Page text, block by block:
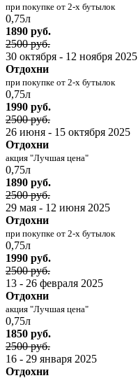
при покупке от 2-х бутылок
0,75л
1890 руб.
2500 руб.
30 октября - 12 ноября 2025
Отдохни
при покупке от 2-х бутылок
0,75л
1990 руб.
2500 руб.
26 июня - 15 октября 2025
Отдохни
акция "Лучшая цена"
0,75л
1890 руб.
2500 руб.
29 мая - 12 июня 2025
Отдохни
при покупке от 2-х бутылок
0,75л
1990 руб.
2500 руб.
13 - 26 февраля 2025
Отдохни
акция "Лучшая цена"
0,75л
1850 руб.
2500 руб.
16 - 29 января 2025
Отдохни